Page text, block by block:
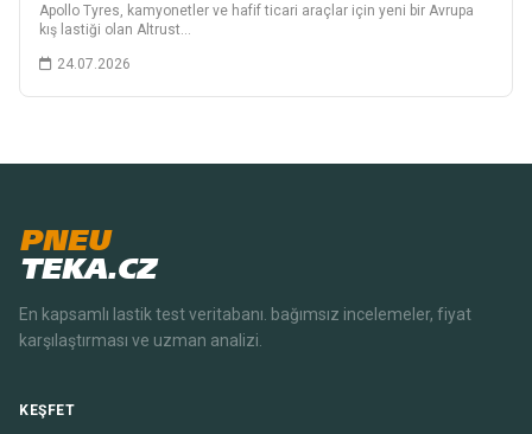
Apollo Tyres, kamyonetler ve hafif ticari araçlar için yeni bir Avrupa
kış lastiği olan Altrust…
24.07.2026
PNEU
TEKA.CZ
En kapsamlı lastik test veritabanı. bağımsız incelemeler, fiyat
karşılaştırması ve uzman analizi.
KEŞFET